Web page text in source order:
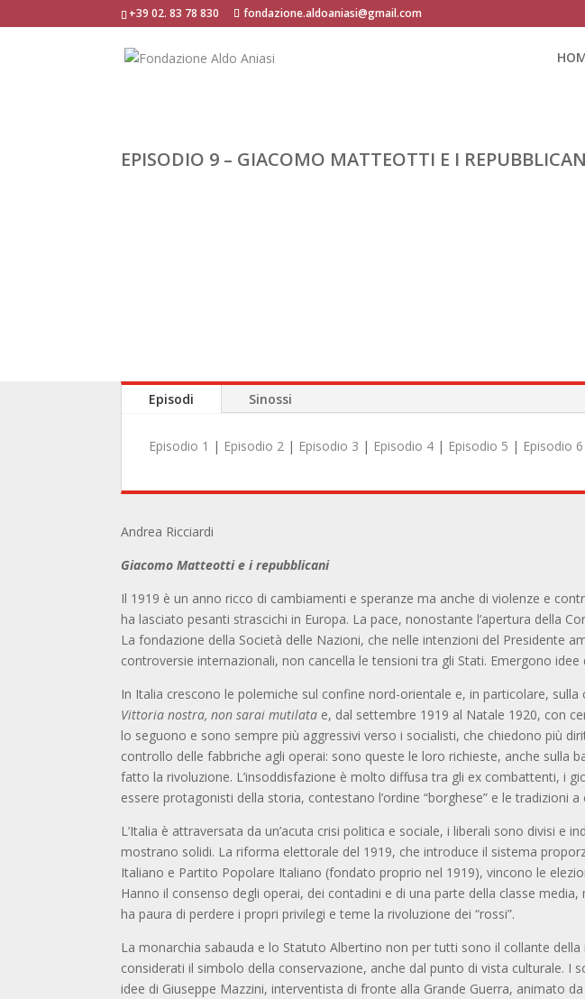
+39 02. 83 78 830 fondazione.aldoaniasi@gmail.com
EPISODIO 9 – GIACOMO MATTEOTTI E I
Episodi Sinossi
Episodio 1 | Episodio 2 | Episodio 3 | Episodio 4 | Episodio 5 | Episodio 6
Andrea Ricciardi
Giacomo Matteotti e i repubblicani
Il 1919 è un anno ricco di cambiamenti e speranze ma anche di violenze e
ha lasciato pesanti strascichi in Europa. La pace, nonostante l’apertura della
La fondazione della Società delle Nazioni, che nelle intenzioni del Presidente
controversie internazionali, non cancella le tensioni tra gli Stati. Emergono idee
In Italia crescono le polemiche sul confine nord-orientale e, in particolare,
Vittoria nostra, non sarai mutilata e, dal settembre 1919 al Natale 1920, con
lo seguono e sono sempre più aggressivi verso i socialisti, che chiedono più
controllo delle fabbriche agli operai: sono queste le loro richieste, anche sulla
fatto la rivoluzione. L’insoddisfazione è molto diffusa tra gli ex combattenti, i
essere protagonisti della storia, contestano l’ordine “borghese” e le tradizioni
L’Italia è attraversata da un’acuta crisi politica e sociale, i liberali sono divisi
mostrano solidi. La riforma elettorale del 1919, che introduce il sistema
Italiano e Partito Popolare Italiano (fondato proprio nel 1919), vincono le
Hanno il consenso degli operai, dei contadini e di una parte della classe
ha paura di perdere i propri privilegi e teme la rivoluzione dei “rossi”.
La monarchia sabauda e lo Statuto Albertino non per tutti sono il collante
considerati il simbolo della conservazione, anche dal punto di vista culturale.
idee di Giuseppe Mazzini, interventista di fronte alla Grande Guerra, animato